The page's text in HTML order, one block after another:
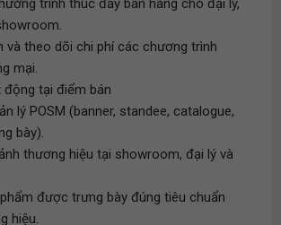
trình thúc đẩy bán hàng cho đại lý,
và theo dõi chi phí các chương trình
mại.
động tại điểm bán
lý POSM (banner, standee, catalogue,
bày).
thương hiệu tại showroom, đại lý và
được trưng bày đúng tiêu chuẩn
hiệu.